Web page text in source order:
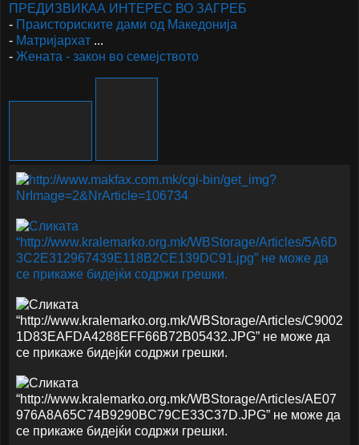
ПРЕДИЗВИКАА ИНТЕРЕС ВО ЗАГРЕБ
- Праисториските дами од Македонија
- Матријархат ...
- Жената - закон во семејството